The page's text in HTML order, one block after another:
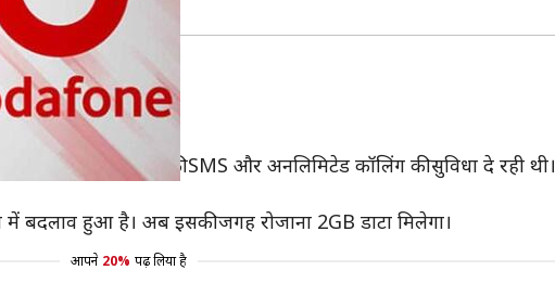
रोजाना 100 फ्री SMS और अनलिमिटेड कॉलिंग की सुविधा दे रही थी।
बदलाव हुआ है। अब इसकी जगह रोजाना 2GB डाटा मिलेगा।
आपने 20% पढ़ लिया है